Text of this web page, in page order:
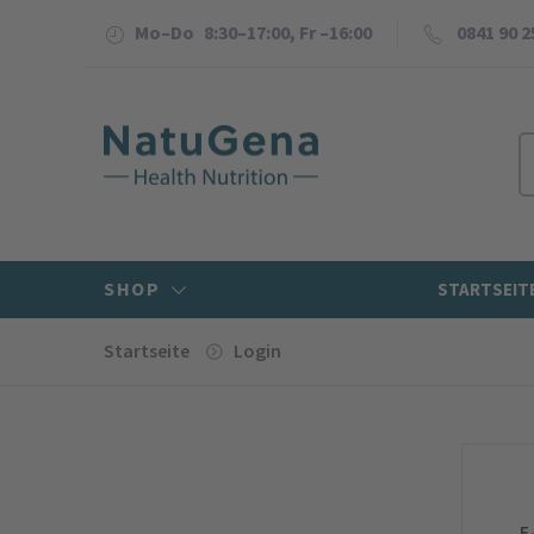
Mo–Do 8:30–17:00, Fr –16:00 0841 90
SHOP
Startseite Login